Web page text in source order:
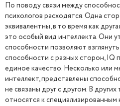
По поводу связи между
психологов расходятся. Одна
эквивалентны, в то время как
это особый вид интеллекта. Они
способности позволяют
способности с разных сторон, IQ
единое качество. Несколько или
интеллект, представлены
не связаны друг с другом. В
относятся к специализированным